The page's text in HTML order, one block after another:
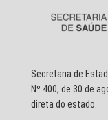
Secretaria de
Nº 400, de 30 de
direta do estado.